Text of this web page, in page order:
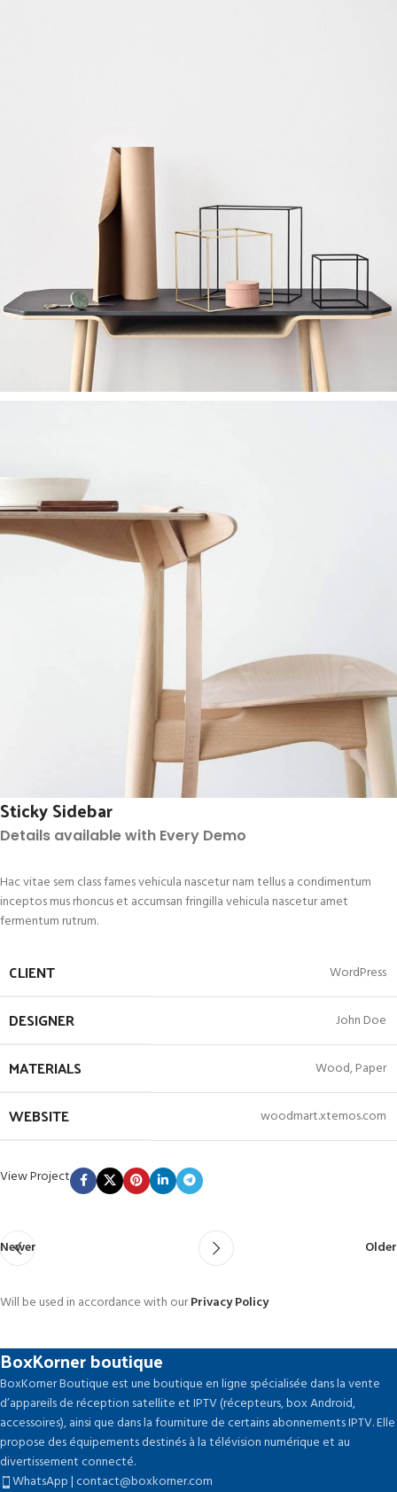
Sticky Sidebar
Details available with Every Demo
Hac vitae sem class fames vehicula nascetur nam tellus a condimentum
inceptos mus rhoncus et accumsan fringilla vehicula nascetur amet
fermentum rutrum.
CLIENT WordPress
DESIGNER John Doe
MATERIALS Wood, Paper
WEBSITE woodmart.xtemos.com
View Project
Newer Older
Will be used in accordance with ourPrivacy Policy
BoxKorner boutique
BoxKorner Boutique est une boutique en ligne spécialisée dans la vente
d’appareils de réception satellite et IPTV (récepteurs, box Android,
accessoires), ainsi que dans la fourniture de certains abonnements IPTV. Elle
propose des équipements destinés à la télévision numérique et au
divertissement connecté.
WhatsApp | contact@boxkorner.com